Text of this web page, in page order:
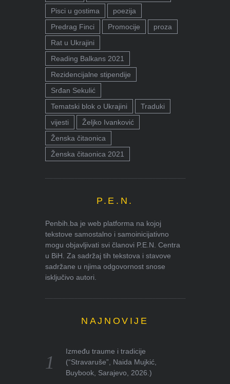
Pisci u gostima
poezija
Predrag Finci
Promocije
proza
Rat u Ukrajini
Reading Balkans 2021
Rezidencijalne stipendije
Srđan Sekulić
Tematski blok o Ukrajini
Traduki
vijesti
Željko Ivanković
Ženska čitaonica
Ženska čitaonica 2021
P.E.N.
Penbih.ba je web platforma na kojoj
tekstove samostalno i samoinicijativno
mogu objavljivati svi članovi P.E.N. Centra
u BiH. Za sadržaj tih tekstova i stavove
sadržane u njima odgovornost snose
isključivo autori.
NAJNOVIJE
Između traume i tradicije
(“Stravaruše”, Naida Mujkić,
Buybook, Sarajevo, 2026.)